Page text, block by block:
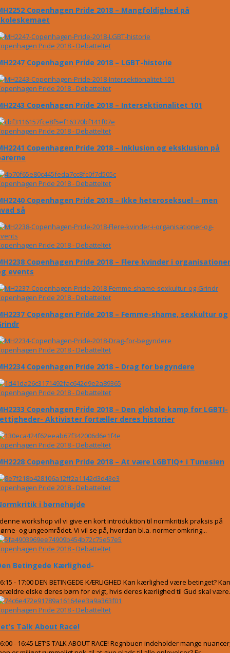
Copenhagen Pride 2018 – Mangfoldighed på
Pride 2018 - Debatteltet
Copenhagen Pride 2018 – LGBT-historie
Pride 2018 - Debatteltet
Copenhagen Pride 2018 – Intersektionalitet 101
Pride 2018 - Debatteltet
Copenhagen Pride 2018 – Inklusion og eksklusion på
Pride 2018 - Debatteltet
Copenhagen Pride 2018 – Ikke heteroseksuel – men
så
Pride 2018 - Debatteltet
Copenhagen Pride 2018 – Flere kvinder i organisationer
events
Pride 2018 - Debatteltet
Copenhagen Pride 2018 – Femme-shame, sexkultur og
Pride 2018 - Debatteltet
Copenhagen Pride 2018 – Drag for begyndere
Pride 2018 - Debatteltet
Copenhagen Pride 2018 – Den globale kamp for LGBTI-
Aktivister fortæller deres historier
Pride 2018 - Debatteltet
Copenhagen Pride 2018 – At være LGBTIQ+ i Tunesien
Pride 2018 - Debatteltet
i børnehøjde
workshop vil vi give en kort introduktion til normkritisk praksis på
og ungeområdet. Vi vil se på, hvordan bl.a. normer omkring...
Pride 2018 - Debatteltet
Betingede Kærlighed-
- 17:00 DEN BETINGEDE KÆRLIGHED Kan kærlighed være betinget? Kan
elske deres børn for evigt, hvis deres kærlighed til Gud skal
Pride 2018 - Debatteltet
Talk About Race!
- 16:45 LET’S TALK ABOUT RACE! Regnbuen indeholder mange